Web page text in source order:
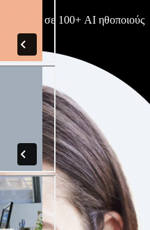
ανάμεσα σε 100+ AI ηθοποιούς
θες.